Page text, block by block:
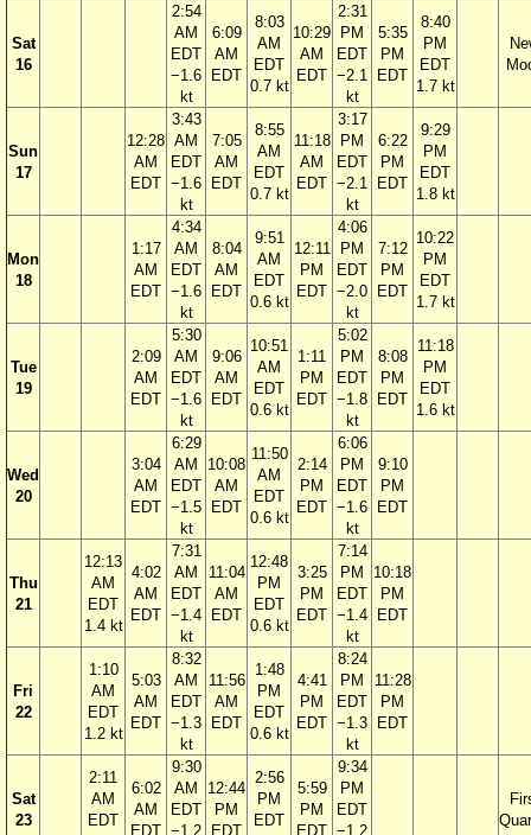
Sat
16
2:54
AM
EDT
−1.6
kt
6:09
AM
EDT
8:03
AM
EDT
0.7 kt
10:29
AM
EDT
2:31
PM
EDT
−2.1
kt
5:35
PM
EDT
8:40
PM
EDT
1.7 kt
Sun
17
12:28
AM
EDT
3:43
AM
EDT
−1.6
kt
7:05
AM
EDT
8:55
AM
EDT
0.7 kt
11:18
AM
EDT
3:17
PM
EDT
−2.1
kt
6:22
PM
EDT
9:29
PM
EDT
1.8 kt
Mon
18
1:17
AM
EDT
4:34
AM
EDT
−1.6
kt
8:04
AM
EDT
9:51
AM
EDT
0.6 kt
12:11
PM
EDT
4:06
PM
EDT
−2.0
kt
7:12
PM
EDT
10:22
PM
EDT
1.7 kt
Tue
19
2:09
AM
EDT
5:30
AM
EDT
−1.6
kt
9:06
AM
EDT
10:51
AM
EDT
0.6 kt
1:11
PM
EDT
5:02
PM
EDT
−1.8
kt
8:08
PM
EDT
11:18
PM
EDT
1.6 kt
Wed
20
3:04
AM
EDT
6:29
AM
EDT
−1.5
kt
10:08
AM
EDT
11:50
AM
EDT
0.6 kt
2:14
PM
EDT
6:06
PM
EDT
−1.6
kt
9:10
PM
EDT
Thu
21
12:13
AM
EDT
1.4 kt
4:02
AM
EDT
7:31
AM
EDT
−1.4
kt
11:04
AM
EDT
12:48
PM
EDT
0.6 kt
3:25
PM
EDT
7:14
PM
EDT
−1.4
kt
10:18
PM
EDT
Fri
22
1:10
AM
EDT
1.2 kt
5:03
AM
EDT
8:32
AM
EDT
−1.3
kt
11:56
AM
EDT
1:48
PM
EDT
0.6 kt
4:41
PM
EDT
8:24
PM
EDT
−1.3
kt
11:28
PM
EDT
Sat
23
2:11
AM
EDT
6:02
AM
EDT
9:30
AM
EDT
−1.2
12:44
PM
EDT
2:56
PM
EDT
5:59
PM
EDT
9:34
PM
EDT
−1.2